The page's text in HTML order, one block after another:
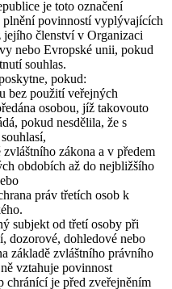
je toto označení
plnění povinností vyplývajících
členství v Organizaci
nebo Evropské unii, pokud
souhlas.
pokud:
bez použití veřejných
osobou, jíž takovouto
pokud nesdělila, že s
zákona a v předem
obdobích až do nejbližšího
práv třetích osob k
subjekt od třetí osoby při
dozorové, dohledové nebo
základě zvláštního právního
vztahuje povinnost
chránící je před zveřejněním